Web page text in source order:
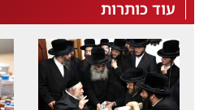
עוד כותרות